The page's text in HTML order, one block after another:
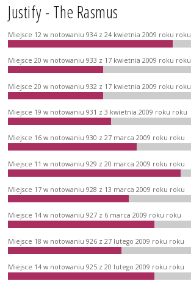
Justify - The Rasmus
Miejsce 12 w notowaniu 934 z 24 kwietnia 2009 roku roku
Miejsce 20 w notowaniu 933 z 17 kwietnia 2009 roku roku
Miejsce 20 w notowaniu 932 z 17 kwietnia 2009 roku roku
Miejsce 19 w notowaniu 931 z 3 kwietnia 2009 roku roku
Miejsce 16 w notowaniu 930 z 27 marca 2009 roku roku
Miejsce 11 w notowaniu 929 z 20 marca 2009 roku roku
Miejsce 17 w notowaniu 928 z 13 marca 2009 roku roku
Miejsce 14 w notowaniu 927 z 6 marca 2009 roku roku
Miejsce 18 w notowaniu 926 z 27 lutego 2009 roku roku
Miejsce 14 w notowaniu 925 z 20 lutego 2009 roku roku